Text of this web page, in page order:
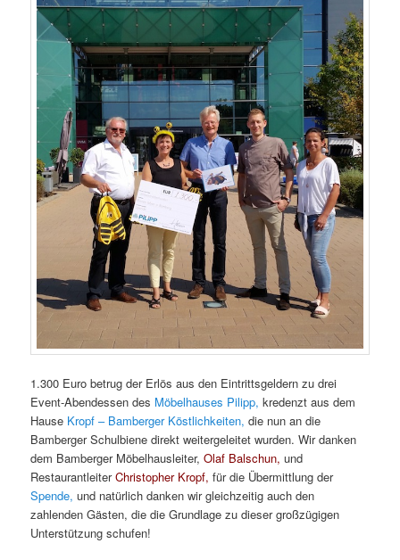
1.300 Euro betrug der Erlös aus den Eintrittsgeldern zu drei
Event-Abendessen des Möbelhauses Pilipp, kredenzt aus dem
Hause Kropf – Bamberger Köstlichkeiten, die nun an die
Bamberger Schulbiene direkt weitergeleitet wurden. Wir danken
dem Bamberger Möbelhausleiter,Olaf Balschun, und
RestaurantleiterChristopher Kropf, für die Übermittlung der
Spende, und natürlich danken wir gleichzeitig auch den
zahlenden Gästen, die die Grundlage zu dieser großzügigen
Unterstützung schufen!